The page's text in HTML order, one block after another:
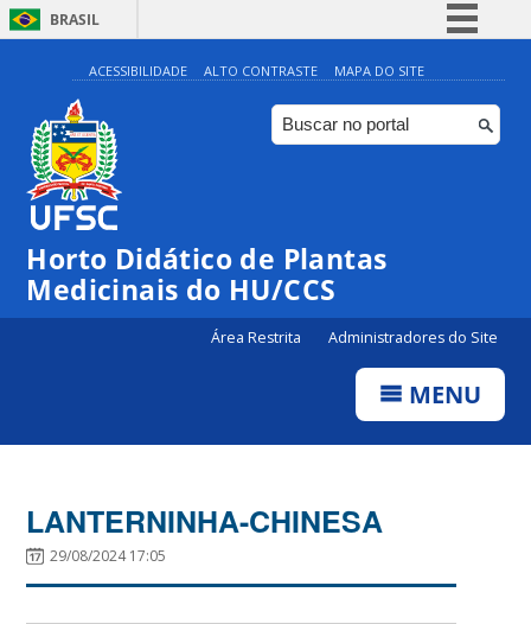
BRASIL
Simplifique!
Comunica BR
Participe
Canais
ACESSIBILIDADE ALTO CONTRASTE MAPA DO SITE
Horto Didático de Plantas
Medicinais do HU/CCS
Área Restrita Administradores do Site
MENU
LANTERNINHA-CHINESA
29/08/2024 17:05